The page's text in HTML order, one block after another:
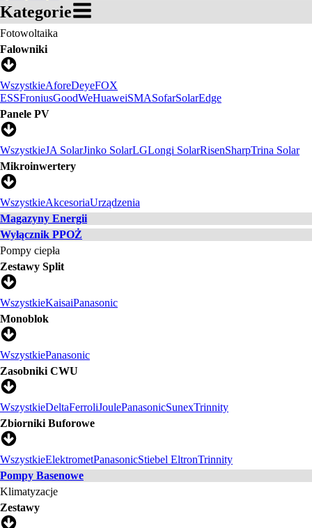
Kategorie
Fotowoltaika
Falowniki
WszystkieAforeDeyeFOX
ESSFroniusGoodWeHuaweiSMASofarSolarEdge
Panele PV
WszystkieJA SolarJinko SolarLGLongi SolarRisenSharpTrina Solar
Mikroinwertery
WszystkieAkcesoriaUrządzenia
Magazyny Energii
Wyłącznik PPOŻ
Pompy ciepła
Zestawy Split
WszystkieKaisaiPanasonic
Monoblok
WszystkiePanasonic
Zasobniki CWU
WszystkieDeltaFerroliJoulePanasonicSunexTrinnity
Zbiorniki Buforowe
WszystkieElektrometPanasonicStiebel EltronTrinnity
Pompy Basenowe
Klimatyzacje
Zestawy